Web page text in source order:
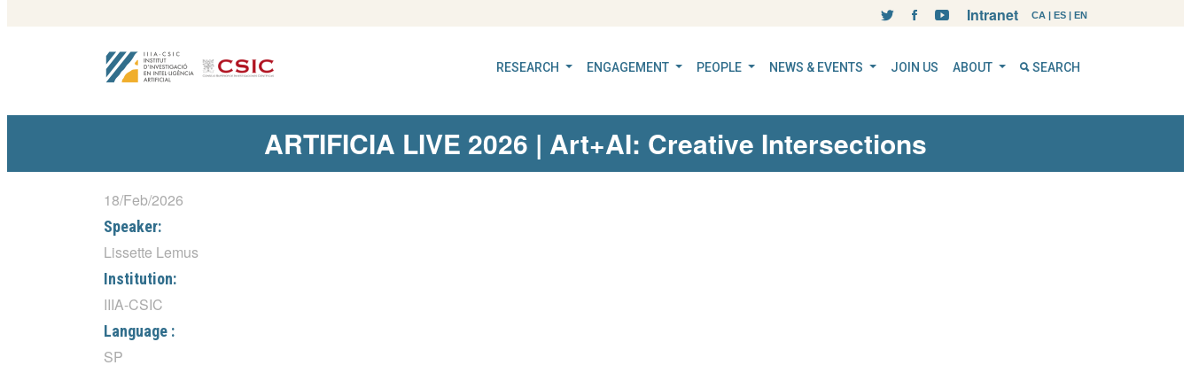
CA | ES | EN
Intranet
RESEARCH ENGAGEMENT PEOPLE NEWS & EVENTS JOIN US ABOUT SEARCH
ARTIFICIA LIVE 2026 | Art+AI: Creative Intersections
18/Feb/2026
Speaker:
Lissette Lemus
Institution:
IIIA-CSIC
Language :
SP